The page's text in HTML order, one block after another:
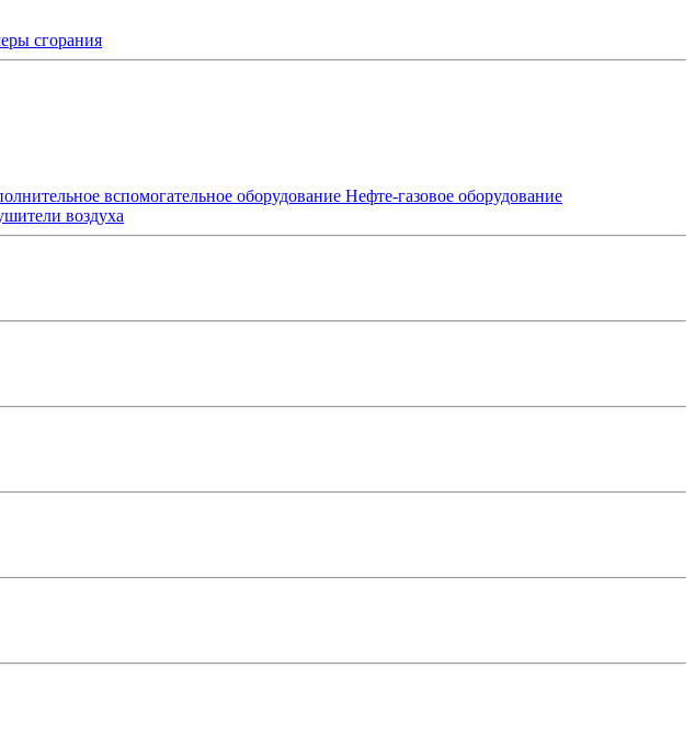
сгорания
вспомогательное оборудование Нефте-газовое оборудование
воздуха